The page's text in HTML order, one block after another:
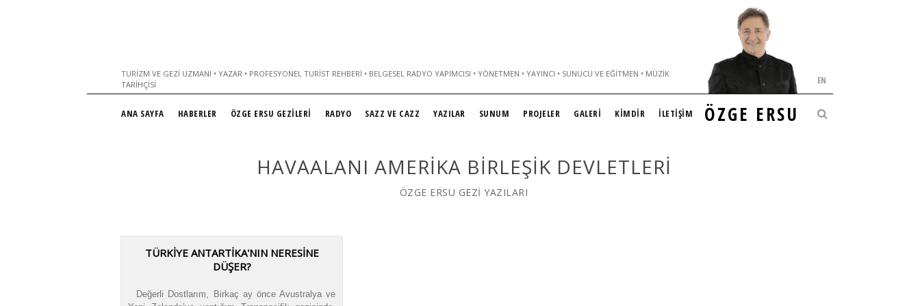
TURIZM VE GEZI UZMANI • YAZAR • PROFESYONEL TURIST REHBERI • BELGESEL RADYO YAPIMCISI • YÖNETMEN • YAYINCI • SUNUCU VE EĞITMEN • MÜZIK
TARIHÇISI
ÖZGE ERSU
EN
ANA SAYFA HABERLER ÖZGE ERSU GEZİLERİ RADYO SAZZ VE CAZZ YAZILAR SUNUM PROJELER GALERİ KİMDİR İLETİŞİM
HAVAALANI AMERIKA BIRLEŞIK DEVLETLERI
ÖZGE ERSU GEZİ YAZILARI
TÜRKIYE ANTARTIKA'NIN NERESINE
DÜŞER?
Değerli Dostlarım, Birkaç ay önce Avustralya ve